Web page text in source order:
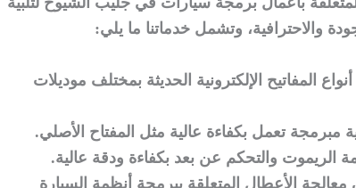
والاحترافية، وتشمل خدماتنا ما يلي:
المفاتيح الإلكترونية الحديثة بمختلف موديلات
مبرمجة تعمل بكفاءة عالية مثل المفتاح الأصلي.
والتحكم عن بعد بكفاءة ودقة عالية.
الأعطال المتعلقة ببرمجة أنظمة السيارة